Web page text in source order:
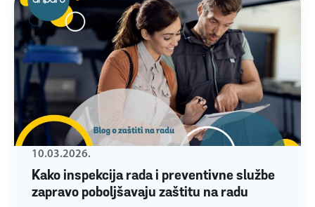
Kako inspekcija rada i preventivne službe
zapravo poboljšavaju zaštitu na radu
10.03.2026.